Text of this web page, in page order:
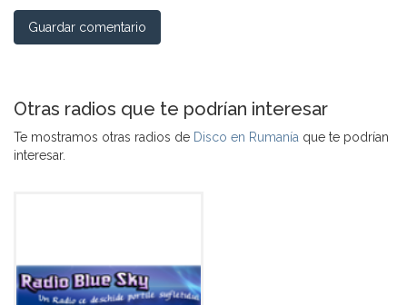
Guardar comentario
Otras radios que te podrían interesar
Te mostramos otras radios de Disco en Rumanía que te podrían
interesar.